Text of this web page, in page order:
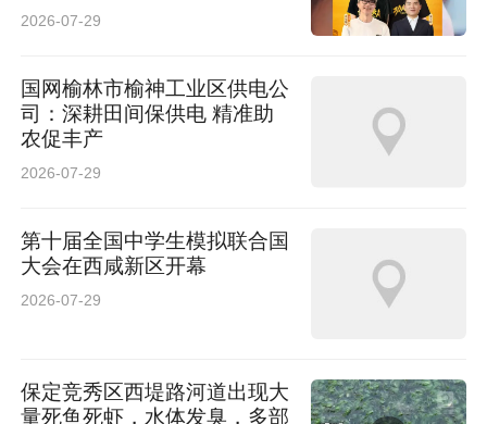
2026-07-29
国网榆林市榆神工业区供电公
司：深耕田间保供电 精准助
农促丰产
2026-07-29
第十届全国中学生模拟联合国
大会在西咸新区开幕
2026-07-29
保定竞秀区西堤路河道出现大
量死鱼死虾，水体发臭，多部